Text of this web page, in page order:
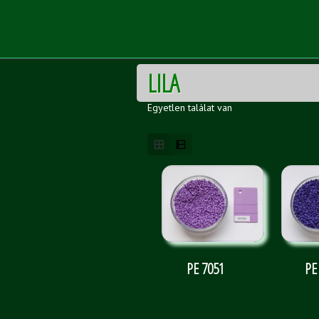
LILA
Egyetlen találat van
PE 7051